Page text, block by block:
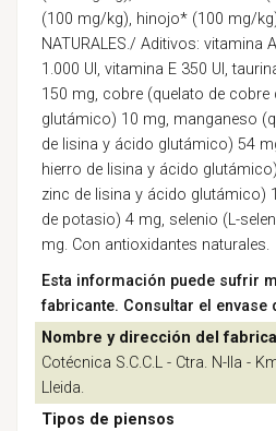
(100 mg/kg), hinojo* (100 mg/
NATURALES./ Aditivos: vitamina
1.000 UI, vitamina E 350 UI,
150 mg, cobre (quelato de cobre
glutámico) 10 mg, manganeso
de lisina y ácido glutámico) 54
hierro de lisina y ácido
zinc de lisina y ácido glutámico)
de potasio) 4 mg, selenio (L-
mg. Con antioxidantes naturales.
Esta información puede sufrir
fabricante. Consultar el envase
Nombre y dirección del
Cotécnica S.C.C.L - Ctra. N-lla -
Lleida.
Tipos de piensos